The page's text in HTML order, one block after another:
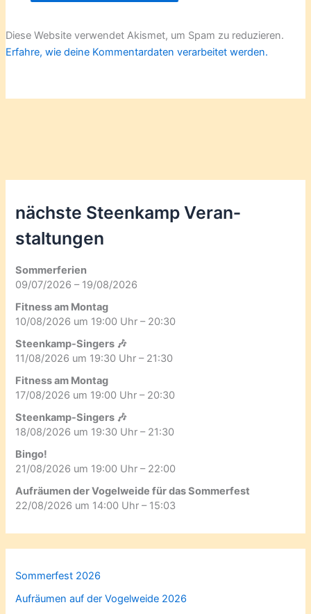
Diese Website verwendet Akismet, um Spam zu reduzieren.
Erfahre, wie deine Kommentardaten verarbeitet werden.
nächste Steenkamp Veran­
staltungen
Sommerferien
09/07/2026 – 19/08/2026
Fitness am Montag
10/08/2026 um 19:00 Uhr – 20:30
Steenkamp-Singers 🎶
11/08/2026 um 19:30 Uhr – 21:30
Fitness am Montag
17/08/2026 um 19:00 Uhr – 20:30
Steenkamp-Singers 🎶
18/08/2026 um 19:30 Uhr – 21:30
Bingo!
21/08/2026 um 19:00 Uhr – 22:00
Aufräumen der Vogelweide für das Sommerfest
22/08/2026 um 14:00 Uhr – 15:03
Sommerfest 2026
Aufräumen auf der Vogelweide 2026